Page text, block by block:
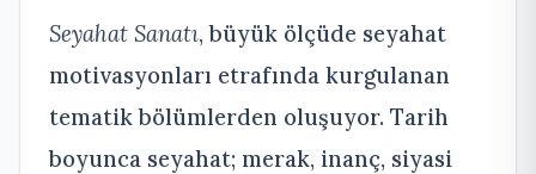
Seyahat Sanatı, büyük ölçüde seyahat
motivasyonları etrafında kurgulanan
tematik bölümlerden oluşuyor. Tarih
boyunca seyahat; merak, inanç, siyasi